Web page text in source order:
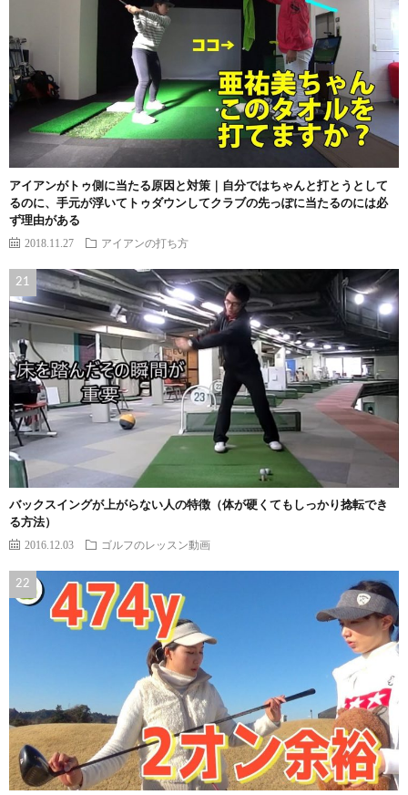
アイアンがトゥ側に当たる原因と対策｜自分ではちゃんと打とうとして
るのに、手元が浮いてトゥダウンしてクラブの先っぽに当たるのには必
ず理由がある
2018.11.27 アイアンの打ち方
バックスイングが上がらない人の特徴（体が硬くてもしっかり捻転でき
る方法）
2016.12.03 ゴルフのレッスン動画